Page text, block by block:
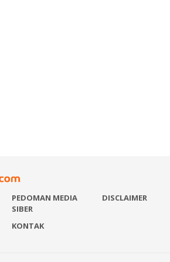
PEDOMAN MEDIA
SIBER
DISCLAIMER
KONTAK